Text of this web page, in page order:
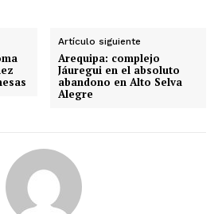
Artículo siguiente
Arequipa: complejo
Jáuregui en el absoluto
abandono en Alto Selva
Alegre